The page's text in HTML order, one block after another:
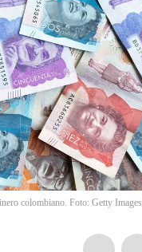
colombiano. Foto: Getty Images